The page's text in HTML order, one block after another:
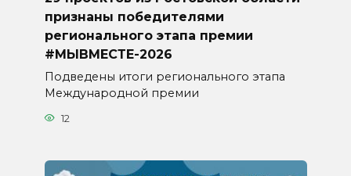
признаны победителями
регионального этапа премии
#МЫВМЕСТЕ-2026
Подведены итоги регионального этапа
Международной премии
12